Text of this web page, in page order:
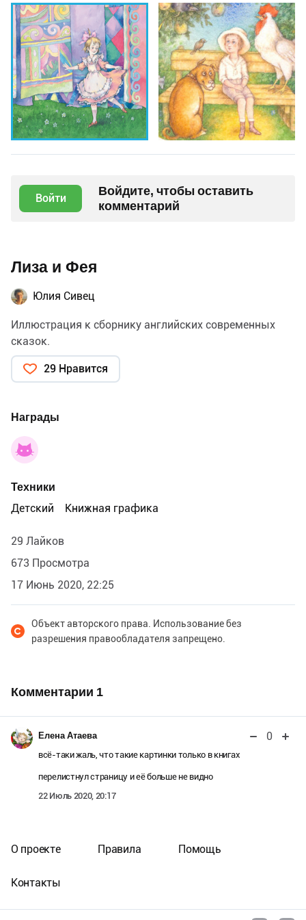
Войти
Войдите, чтобы оставить
комментарий
Лиза и Фея
Юлия Сивец
Иллюстрация к сборнику английских современных
сказок.
29 Нравится
Награды
Техники
Детский
Книжная графика
29 Лайков
673 Просмотра
17 Июнь 2020, 22:25
Объект авторского права. Использование без
разрешения правообладателя запрещено.
Комментарии 1
Елена Атаева 0
всё-таки жаль, что такие картинки только в книгах
перелистнул страницу и её больше не видно
22 Июль 2020, 20:17
О проекте Правила Помощь
Контакты